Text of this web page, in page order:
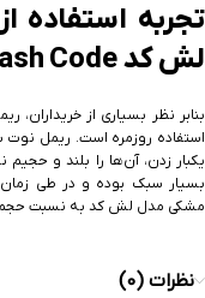
تجربه استفاده
لش کد Lash Code
بنابر نظر بسیاری از
یکبار زدن، آن‌ها را بلند و
بسیار سبک بوده و در طی
مشکی مدل لش کد به نسبت حجم 14 میلی آن بسیار اقتصادی و به صرفه
نظرات (0)